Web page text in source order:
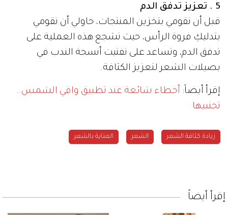
5 . تعزيز تدفق الدم
قبل أن تقومي بتخزين المنتجات، حاولي أن تقومي
بتدليكِ فروة الرأس، حيث تشجع هذه العملية على
تدفق الدم، وتساعد على تفتيت أنسجة الندب في
بصيلات الشعر لتعزيز الكثافة.
إقرأ أيضاً: أخطاء شائعة عند تطبيق واقي الشمس..
تجنبيها
زيادة كثافة الشعر الشعر العناية بالشعر
إقرأ أيضاً